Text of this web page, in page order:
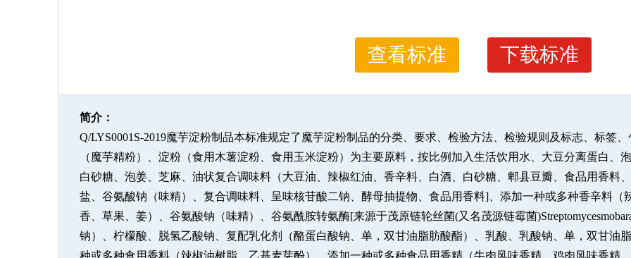
查看标准 下载标准
简介：
Q/LYS0001S-2019魔芋淀粉制品本标准规定了魔芋淀粉制品的分类、要求、检验方法、检验规则及标志、标签
（魔芋精粉）、淀粉（食用木薯淀粉、食用玉米淀粉）为主要原料，按比例加入生活饮用水、大豆分离蛋白、
白砂糖、泡姜、芝麻、油状复合调味料（大豆油、辣椒红油、香辛料、白酒、白砂糖、郫县豆瓣、食品用香料
盐、谷氨酸钠（味精）、复合调味料、呈味核苷酸二钠、酵母抽提物、食品用香料]、添加一种或多种香辛料
香、草果、姜）、谷氨酸钠（味精）、谷氨酰胺转氨酶[来源于茂原链轮丝菌(又名茂源链霉菌
钠）、柠檬酸、脱氢乙酸钠、复配乳化剂（酪蛋白酸钠、单，双甘油脂肪酸酯）、乳酸、乳酸钠、单，双甘油
种或多种食用香料（辣椒油树脂、乙基麦芽酚）、添加一种或多种食品用香精（牛肉风味香精、鸡肉风味香精